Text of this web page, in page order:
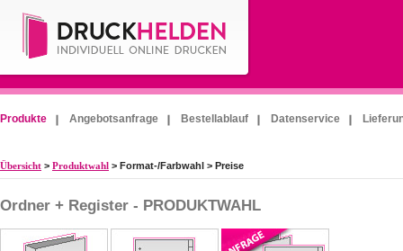
Produkte Angebotsanfrage Bestellablauf Datenservice
Übersicht > Produktwahl > Format-/Farbwahl > Preise
Ordner + Register - PRODUKTWAHL